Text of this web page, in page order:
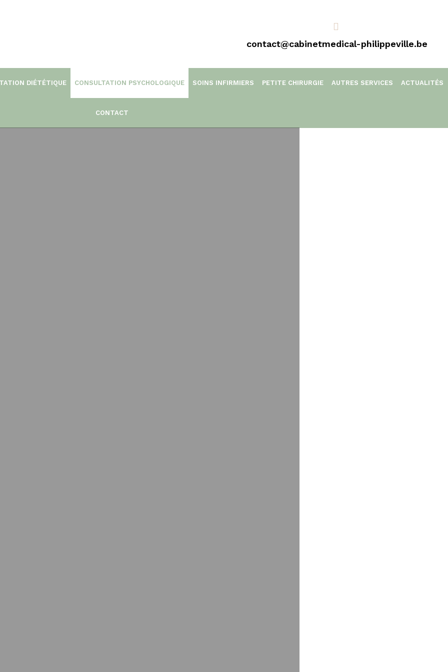
contact@cabinetmedical-philippeville.be
DIÉTÉTIQUE CONSULTATION PSYCHOLOGIQUE SOINS INFIRMIERS PETITE CHIRURGIE AUTRES SERVICES ACTUALITÉS
CONTACT